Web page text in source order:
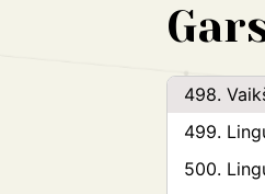
496. Ir
497.
498.
499.
500.